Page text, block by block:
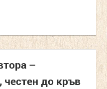
–
честен до кръв